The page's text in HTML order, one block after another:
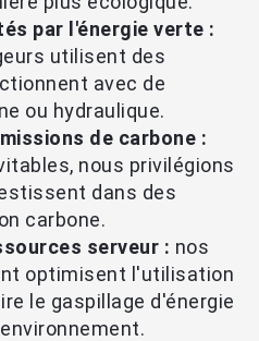
par l'énergie verte :
utilisent des
avec de
ou hydraulique.
de carbone :
nous privilégions
dans des
carbone.
serveur : nos
optimisent l'utilisation
le gaspillage d'énergie